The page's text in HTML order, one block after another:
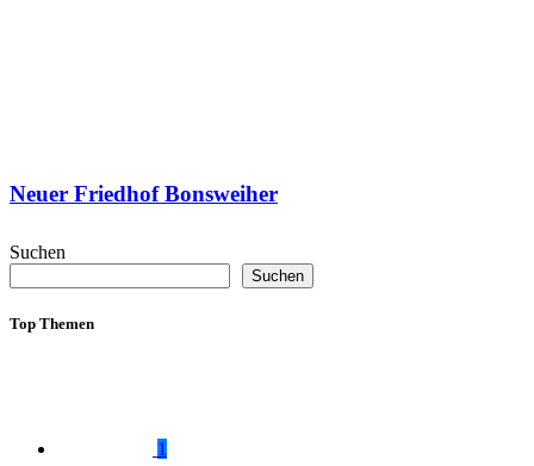
Neuer Friedhof Bonsweiher
Suchen
Suchen
Top Themen
1